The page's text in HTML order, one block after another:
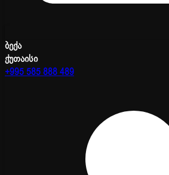
ბექა
ქუთაისი
+995 585 888 489